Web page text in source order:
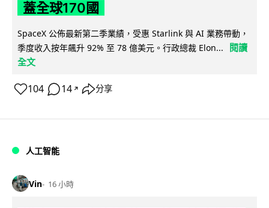
蓋全球170國
SpaceX 公佈最新第二季業績，受惠 Starlink 與 AI 業務帶動，
季度收入按年飆升 92% 至 78 億美元。行政總裁 Elon...
閱讀
全文
104 14 ↗ 分享
人工智能
Vin 16 小時